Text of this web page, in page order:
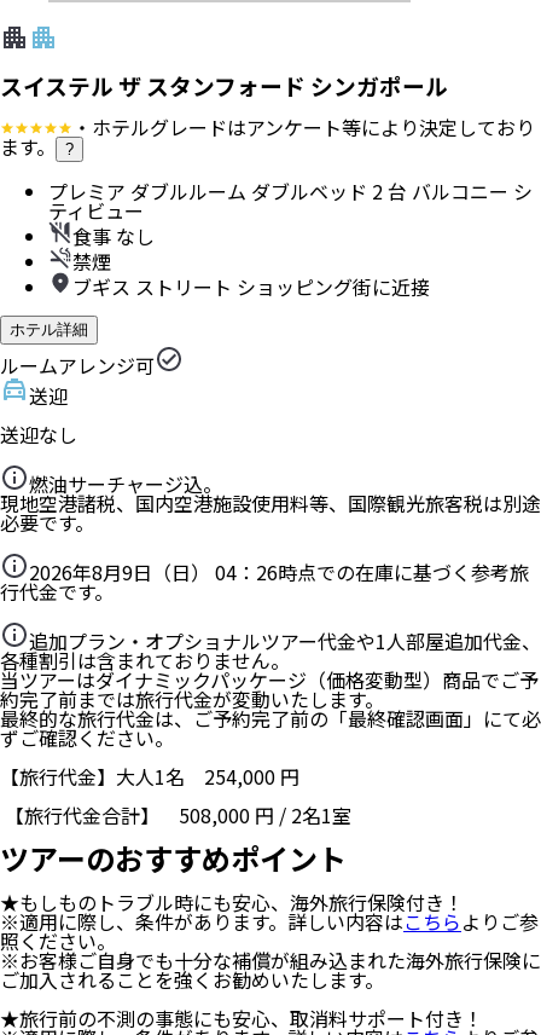
スイステル ザ スタンフォード シンガポール
・ホテルグレードはアンケート等により決定しており
ます。 ?
プレミア ダブルルーム ダブルベッド 2 台 バルコニー シ
ティビュー
食事 なし
禁煙
ブギス ストリート ショッピング街に近接
ホテル詳細
ルームアレンジ可
送迎
送迎なし
燃油サーチャージ込。
現地空港諸税、国内空港施設使用料等、国際観光旅客税は別途
必要です。
2026年8月9日（日） 04：26時点での在庫に基づく参考旅
行代金です。
追加プラン・オプショナルツアー代金や1人部屋追加代金、
各種割引は含まれておりません。
当ツアーはダイナミックパッケージ（価格変動型）商品でご予
約完了前までは旅行代金が変動いたします。
最終的な旅行代金は、ご予約完了前の「最終確認画面」にて必
ずご確認ください。
【旅行代金】大人1名 254,000 円
【旅行代金合計】 508,000 円 / 2名1室
ツアーのおすすめポイント
★もしものトラブル時にも安心、海外旅行保険付き！
※適用に際し、条件があります。詳しい内容はこちらよりご参
照ください。
※お客様ご自身でも十分な補償が組み込まれた海外旅行保険に
ご加入されることを強くお勧めいたします。
★旅行前の不測の事態にも安心、取消料サポート付き！